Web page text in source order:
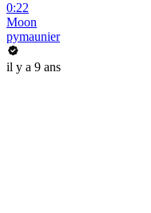
0:22
Moon
pymaunier
il y a 9 ans